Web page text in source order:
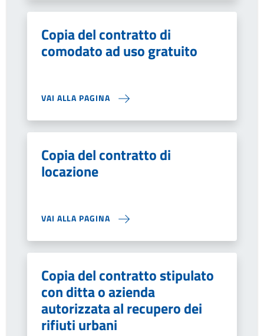
Copia del contratto di
comodato ad uso gratuito
VAI ALLA PAGINA
Copia del contratto di
locazione
VAI ALLA PAGINA
Copia del contratto stipulato
con ditta o azienda
autorizzata al recupero dei
rifiuti urbani